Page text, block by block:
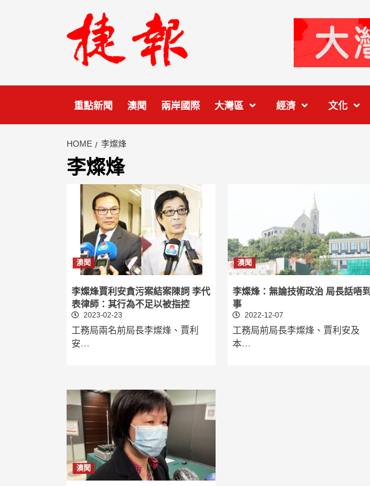
重點新聞 澳聞 兩岸國際 大灣區 經濟 文化
HOME 李燦烽
李燦烽
澳聞
李燦烽賈利安貪污案結案陳詞 李代
表律師：其行為不足以被指控
2023-02-23
工務局兩名前局長李燦烽、賈利
安…
澳聞
李燦烽：無論技術政治 局長話唔到
事
2022-12-07
工務局前局長李燦烽、賈利安及
本…
澳聞